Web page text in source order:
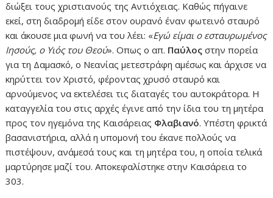
διώξει τους χριστιανούς της Αντιόχειας. Καθώς πήγαινε
εκεί, στη διαδρομή είδε στον ουρανό έναν φωτεινό σταυρό
και άκουσε μια φωνή να του λέει: «Εγώ είμαι ο εσταυρωμένος
Ιησούς, ο Υιός του Θεού». Οπως ο απ. Παύλος στην πορεία
για τη Δαμασκό, ο Νεανίας μετεστράφη αμέσως και άρχισε να
κηρύττει τον Χριστό, φέροντας χρυσό σταυρό και
αρνούμενος να εκτελέσει τις διαταγές του αυτοκράτορα. Η
καταγγελία του στις αρχές έγινε από την ίδια του τη μητέρα
προς τον ηγεμόνα της Καισάρειας Φλαβιανό. Υπέστη φρικτά
βασανιστήρια, αλλά η υπομονή του έκανε πολλούς να
πιστέψουν, ανάμεσά τους και τη μητέρα του, η οποία τελικά
μαρτύρησε μαζί του. Αποκεφαλίστηκε στην Καισάρεια το
303.